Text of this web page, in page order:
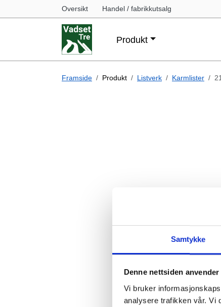
Samtykke
Denne nettsiden
Vi bruker
analysere trafikken vår. Vi
Oversikt Handel / fabrikkutsalg
Produkt
Framside Produkt Listverk Karmlister